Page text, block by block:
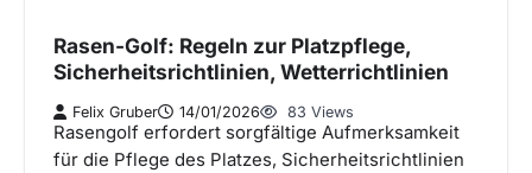
Rasen-Golf: Regeln zur Platzpflege,
Sicherheitsrichtlinien, Wetterrichtlinien
Felix Gruber 14/01/2026 83 Views
Rasengolf erfordert sorgfältige Aufmerksamkeit
für die Pflege des Platzes, Sicherheitsrichtlinien